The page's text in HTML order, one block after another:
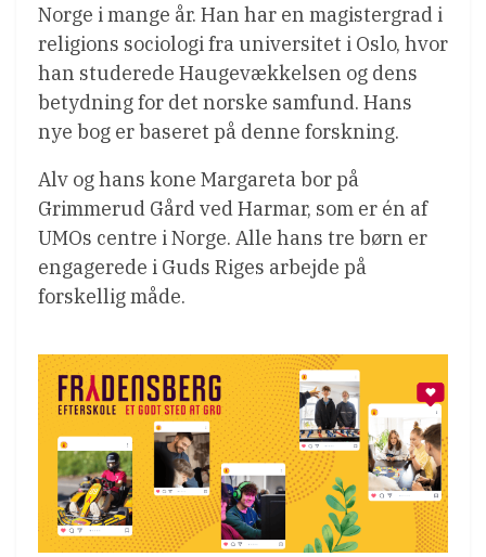
Norge i mange år. Han har en magistergrad i
religions sociologi fra universitet i Oslo, hvor
han studerede Haugevækkelsen og dens
betydning for det norske samfund. Hans
nye bog er baseret på denne forskning.
Alv og hans kone Margareta bor på
Grimmerud Gård ved Harmar, som er én af
UMOs centre i Norge. Alle hans tre børn er
engagerede i Guds Riges arbejde på
forskellig måde.